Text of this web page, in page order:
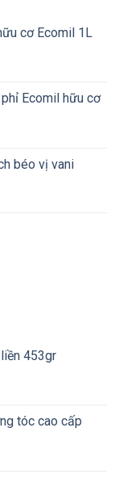
1,020,000 VND
cơ Ecomil 1L
Ecomil hữu cơ
béo vị vani
453gr
VND
tóc cao cấp